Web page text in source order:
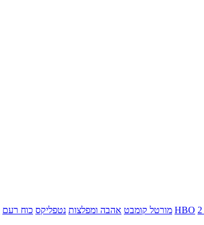
HBO מורטל קומבט אהבה ומפלצות נטפליקס כוח רעם